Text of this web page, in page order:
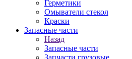
Герметики
Омыватели стекол
Краски
Запасные части
Назад
Запасные части
Запчасти грузовые